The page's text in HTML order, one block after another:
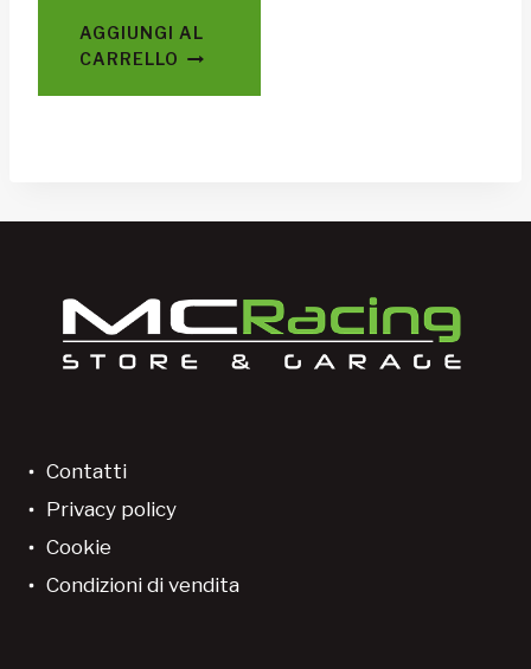
AGGIUNGI AL
CARRELLO
Contatti
Privacy policy
Cookie
Condizioni di vendita